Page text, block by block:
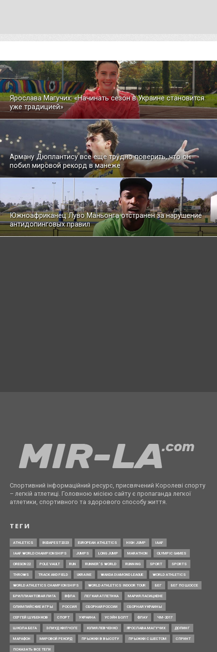
Ярослава Магучих: «Начинать сезон в Украине становится
уже традицией»
Арману Дюплантису все еще трудно поверить, что он
побил мировой рекорд в манеже
Южноафриканец Луво Маньонга отстранён за нарушение
антидопинговых правил
Спортивний інформаційний ресурс, присвячений Королеві спорту
– легкій атлетиці. Головною місією сайту є пропаганда легкої
атлетики, спортивного та здорового способу життя.
ТЕГИ
ATHLETICS BUDAPEST2023 EUROPEAN ATHLETICS HIGH JUMP IAAF
IAAF WORLD CHAMPIONSHIPS JUMPS LONG JUMP MARATHON OLYMPIC GAMES
OREGON22 POLE VAULT RUN RUNNER’S WORLD RUNNING SPORT SPORTS
THROWS TRACK AND FIELD UKRAINE WANDA DIAMOND LEAGUE WORLD ATHLETICS
WORLD ATHLETICS CHAMPIONSHIPS WORLD ATHLETICS INDOOR TOUR БЕГ БЕГ ПО ШОССЕ
БРИЛЛИАНТОВАЯ ЛИГА ВФЛА ЛЕГКАЯ АТЛЕТИКА МАРИЯ ЛАСИЦКЕНЕ
ОЛИМПИЙСКИЕ ИГРЫ РОССИЯ СБОРНАЯ РОССИИ СБОРНАЯ УКРАИНЫ
СЕРГЕЙ ШУБЕНКОВ СПОРТ УКРАИНА УСЭЙН БОЛТ ФЛАУ ЧМ-2017
ШКОЛА БЕГА ЭЛИУД КИПЧОГЕ ЮЛИЯ ЛЕВЧЕНКО ЯРОСЛАВА МАГУЧИХ ДОПИНГ
МАРАФОН МИРОВОЙ РЕКОРД ПРЫЖКИ В ВЫСОТУ ПРЫЖКИ С ШЕСТОМ СПРИНТ
ПОКАЗАТЬ ВСЕ ТЕГИ